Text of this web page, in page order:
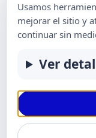
Usamos
mejorar el sitio y
continuar sin
Ver